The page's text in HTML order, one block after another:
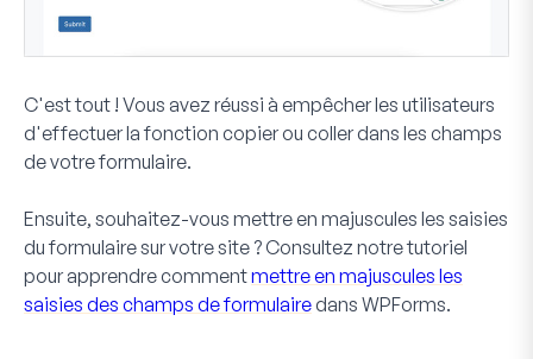
C'est tout ! Vous avez réussi à empêcher les utilisateurs
d'effectuer la fonction copier ou coller dans les champs
de votre formulaire.
Ensuite, souhaitez-vous mettre en majuscules les saisies
du formulaire sur votre site ? Consultez notre tutoriel
pour apprendre commentmettre en majuscules les
saisies des champs de formulairedans WPForms.